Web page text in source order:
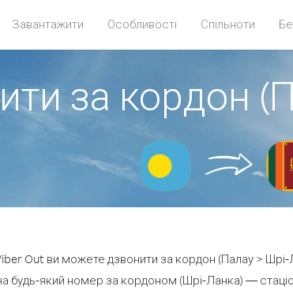
Завантажити Особливості Спільноти
за кордон
Out ви можете дзвонити за кордон (Палау >
будь-який номер за кордоном (Шрі-Ланка) —